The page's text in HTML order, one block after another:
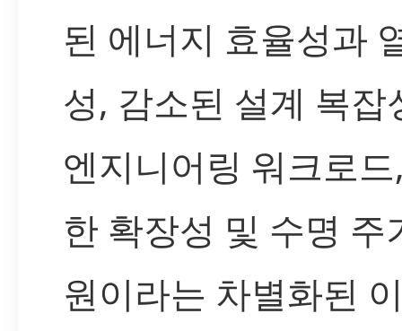
된 에너지 효율성과
성, 감소된 설계 복잡
엔지니어링 워크로
한 확장성 및 수명 주
원이라는 차별화된